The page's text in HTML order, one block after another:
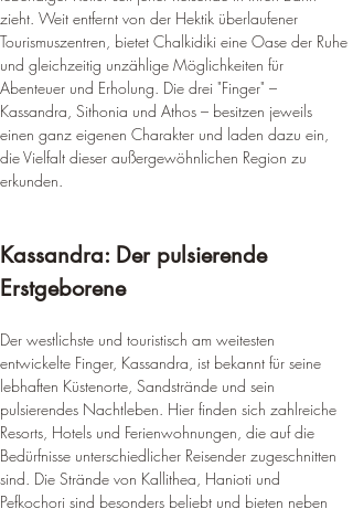
zieht. Weit entfernt von der Hektik überlaufener
Tourismuszentren, bietet Chalkidiki eine Oase der Ruhe
und gleichzeitig unzählige Möglichkeiten für
Abenteuer und Erholung. Die drei "Finger" –
Kassandra, Sithonia und Athos – besitzen jeweils
einen ganz eigenen Charakter und laden dazu ein,
die Vielfalt dieser außergewöhnlichen Region zu
erkunden.
Kassandra: Der pulsierende
Erstgeborene
Der westlichste und touristisch am weitesten
entwickelte Finger, Kassandra, ist bekannt für seine
lebhaften Küstenorte, Sandstrände und sein
pulsierendes Nachtleben. Hier finden sich zahlreiche
Resorts, Hotels und Ferienwohnungen, die auf die
Bedürfnisse unterschiedlicher Reisender zugeschnitten
sind. Die Strände von Kallithea, Hanioti und
Pefkochori sind besonders beliebt und bieten neben